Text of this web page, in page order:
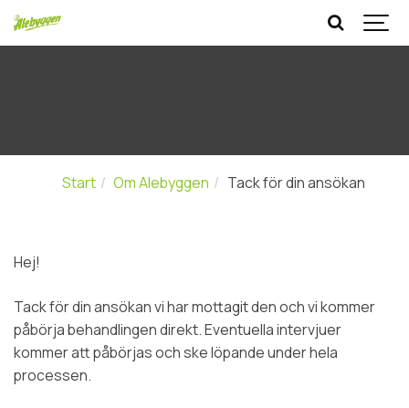
Start Om Alebyggen Tack för din ansökan
Hej!
Tack för din ansökan vi har mottagit den och vi kommer
påbörja behandlingen direkt. Eventuella intervjuer
kommer att påbörjas och ske löpande under hela
processen.